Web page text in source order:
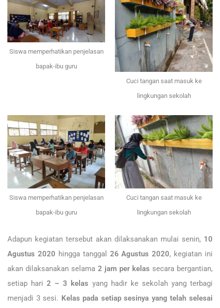
Siswa memperhatikan penjelasan
bapak-ibu guru
Cuci tangan saat masuk ke
lingkungan sekolah
Siswa memperhatikan penjelasan
bapak-ibu guru
Cuci tangan saat masuk ke
lingkungan sekolah
Adapun kegiatan tersebut akan dilaksanakan mulai senin, 10
Agustus 2020 hingga tanggal 26 Agustus 2020, kegiatan ini
akan dilaksanakan selama 2 jam per kelas secara bergantian,
setiap hari2 – 3 kelas yang hadir ke sekolah yang terbagi
menjadi 3 sesi. Kelas pada setiap sesinya yang telah selesai